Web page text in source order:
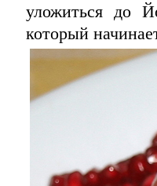
уложиться до
который